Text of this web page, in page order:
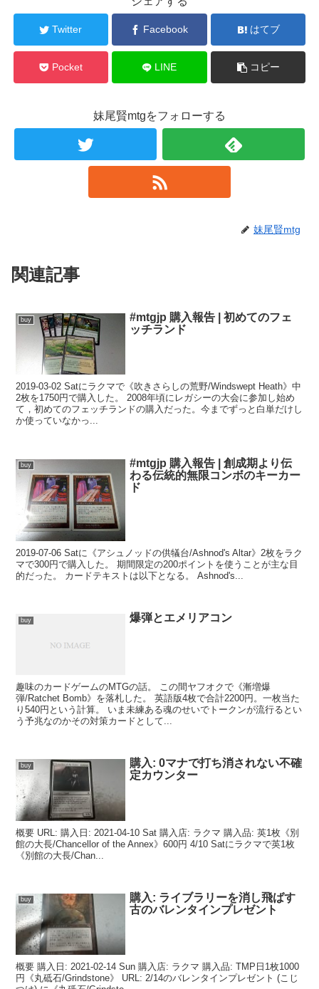
Twitter Facebook はてブ
Pocket LINE コピー
妹尾賢mtgをフォローする
妹尾賢mtg
関連記事
buy
#mtgjp 購入報告 | 初めてのフェ
ッチランド
2019-03-02 Satにラクマで《吹きさらしの荒野/Windswept Heath》中
2枚を1750円で購入した。 2008年頃にレガシーの大会に参加し始め
て，初めてのフェッチランドの購入だった。今までずっと白単だけし
か使っていなかっ...
buy
#mtgjp 購入報告 | 創成期より伝
わる伝統的無限コンボのキーカー
ド
2019-07-06 Satに《アシュノッドの供犠台/Ashnod's Altar》2枚をラク
マで300円で購入した。 期間限定の200ポイントを使うことが主な目
的だった。 カードテキストは以下となる。 Ashnod's...
buy 爆弾とエメリアコン
趣味のカードゲームのMTGの話。 この間ヤフオクで《漸増爆
弾/Ratchet Bomb》を落札した。 英語版4枚で合計2200円。一枚当た
り540円という計算。 いま未練ある魂のせいでトークンが流行るとい
う予兆なのかその対策カードとして...
buy
購入: 0マナで打ち消されない不確
定カウンター
概要 URL: 購入日: 2021-04-10 Sat 購入店: ラクマ 購入品: 英1枚《別
館の大長/Chancellor of the Annex》600円 4/10 Satにラクマで英1枚
《別館の大長/Chan...
buy
購入: ライブラリーを消し飛ばす
古のバレンタインプレゼント
概要 購入日: 2021-02-14 Sun 購入店: ラクマ 購入品: TMP日1枚1000
円《丸砥石/Grindstone》 URL: 2/14のバレンタインプレゼント (こじ